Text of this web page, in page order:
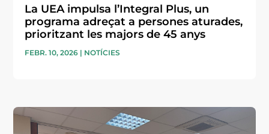
La UEA impulsa l’Integral Plus, un
programa adreçat a persones aturades,
prioritzant les majors de 45 anys
FEBR. 10, 2026 | NOTÍCIES